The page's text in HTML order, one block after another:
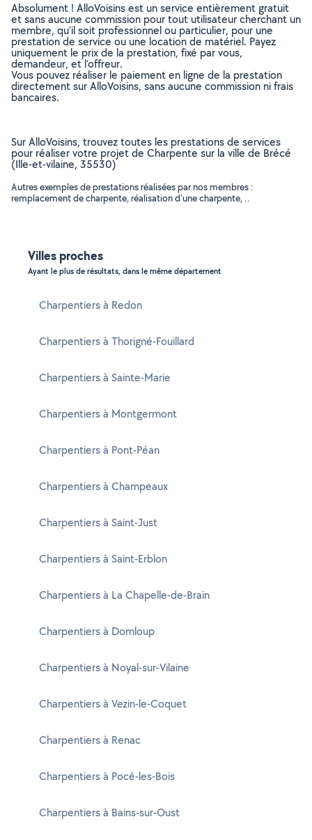
Absolument ! AlloVoisins est un service entièrement gratuit
et sans aucune commission pour tout utilisateur cherchant un
membre, qu’il soit professionnel ou particulier, pour une
prestation de service ou une location de matériel. Payez
uniquement le prix de la prestation, fixé par vous,
demandeur, et l’offreur.
Vous pouvez réaliser le paiement en ligne de la prestation
directement sur AlloVoisins, sans aucune commission ni frais
bancaires.
Sur AlloVoisins, trouvez toutes les prestations de services
pour réaliser votre projet de Charpente sur la ville de Brécé
(Ille-et-vilaine, 35530)
Autres exemples de prestations réalisées par nos membres :
remplacement de charpente, réalisation d'une charpente, ..
Villes proches
Ayant le plus de résultats, dans le même département
Charpentiers à Redon
Charpentiers à Thorigné-Fouillard
Charpentiers à Sainte-Marie
Charpentiers à Montgermont
Charpentiers à Pont-Péan
Charpentiers à Champeaux
Charpentiers à Saint-Just
Charpentiers à Saint-Erblon
Charpentiers à La Chapelle-de-Brain
Charpentiers à Domloup
Charpentiers à Noyal-sur-Vilaine
Charpentiers à Vezin-le-Coquet
Charpentiers à Renac
Charpentiers à Pocé-les-Bois
Charpentiers à Bains-sur-Oust